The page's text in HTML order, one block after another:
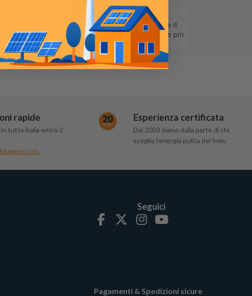
cinque fori per il fissaggio delle viti, quindi inserire il
guarnizione in gomma. Collegare il cavo a due pin
rapide
in tutta italia entro 2
Maggiori info
Esperienza certificata
Dal 2003 siamo dalla parte di chi
sceglie l’energia pulita del Sole.
Seguici
Pagamenti & Spedizioni sicure